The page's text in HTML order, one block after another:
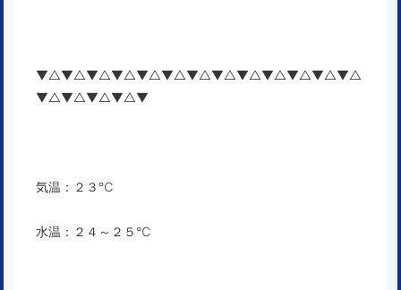
▼△▼△▼△▼△▼△▼△▼△▼△▼△▼△▼△▼△▼△
▼△▼△▼△▼△▼
気温：２３℃
水温：２４～２５℃